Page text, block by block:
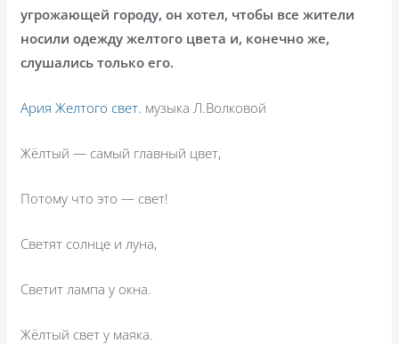
угрожающей городу, он хотел, чтобы все жители
носили одежду желтого цвета и, конечно же,
слушались только его.
Ария Желтого свет. музыка Л.Волковой
Жёлтый — самый главный цвет,
Потому что это — свет!
Светят солнце и луна,
Светит лампа у окна.
Жёлтый свет у маяка.